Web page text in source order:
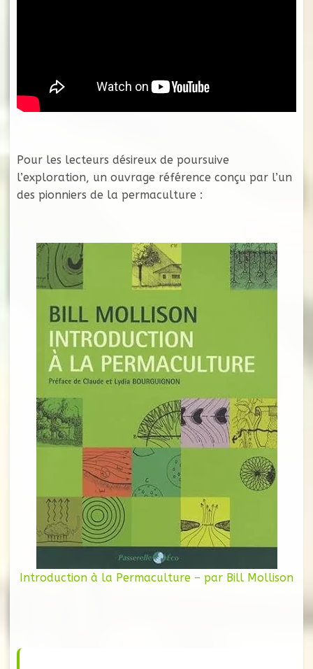
Pour les lecteurs désireux de poursuive
l’exploration, un ouvrage référence conçu par l’un
des pionniers de la permaculture :
Introduction à la Permaculture – par Bill Mollison